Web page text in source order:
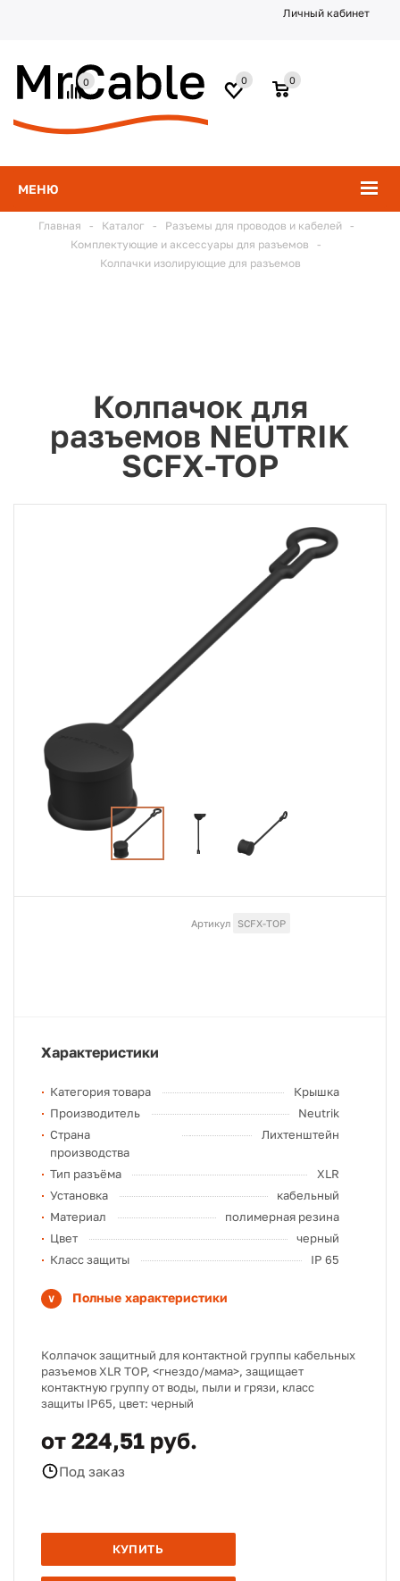
Личный кабинет
МЕНЮ
0
0
0
Главная - Каталог - Разъемы для проводов и кабелей
-
Комплектующие и аксессуары для разъемов
-
Колпачки изолирующие для разъемов
Колпачок для
разъемов NEUTRIK
SCFX-TOP
Артикул SCFX-TOP
Характеристики
Категория товара
Крышка
Производитель
Neutrik
Страна
производства
Лихтенштейн
Тип разъёма
XLR
Установка
кабельный
Материал
полимерная резина
Цвет
черный
Класс защиты
IP 65
Полные характеристики
Колпачок защитный для контактной группы кабельных
разъемов XLR TOP, <гнездо/мама>, защищает
контактную группу от воды, пыли и грязи, класс
защиты IP65, цвет: черный
от 224,51 руб.
Под заказ
КУПИТЬ